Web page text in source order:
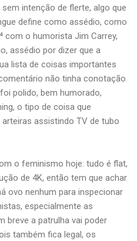
intenção de flerte, algo que
define como assédio, como
com o humorista Jim Carrey,
assédio por dizer que a
lista de coisas importantes
não tinha conotação
polido, bem humorado,
o tipo de coisa que
assistindo TV de tubo
o feminismo hoje: tudo é flat,
de 4K, então tem que achar
ovo nenhum para inspecionar
especialmente as
breve a patrulha vai poder
também fica legal, os